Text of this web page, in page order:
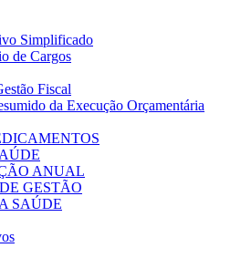
Simplificado
de Cargos
Fiscal
da Execução Orçamentária
ANUAL
GESTÃO
SAÚDE